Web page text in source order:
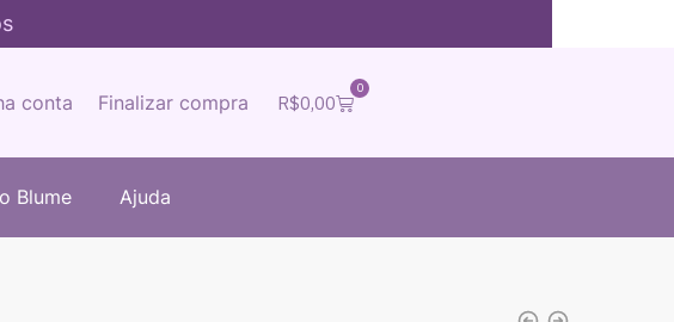
R$0,00
0
conta Finalizar compra
Blume Ajuda